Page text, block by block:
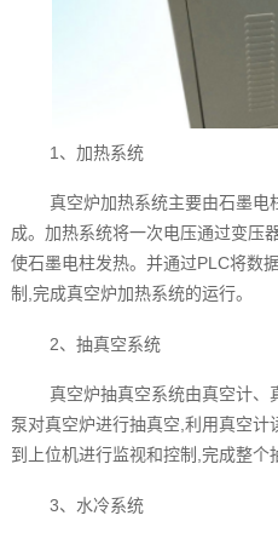
1、加热系统
真空炉加热系统主要由石墨电
成。加热系统将一次电压通过变压
使石墨电柱发热。并通过PLC将数
制,完成真空炉加热系统的运行。
2、抽真空系统
真空炉抽真空系统由真空计、
泵对真空炉进行抽真空,利用真空
到上位机进行监视和控制,完成整个
3、水冷系统